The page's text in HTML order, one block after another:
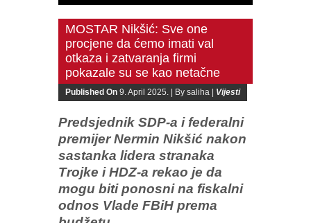
MOSTAR Nikšić: Sve one
procjene da ćemo imati val
otkaza i zatvaranja firmi
pokazale su se kao netačne
Published On 9. April 2025. | By saliha | Vijesti
Predsjednik SDP-a i federalni
premijer Nermin Nikšić nakon
sastanka lidera stranaka
Trojke i HDZ-a rekao je da
mogu biti ponosni na fiskalni
odnos Vlade FBiH prema